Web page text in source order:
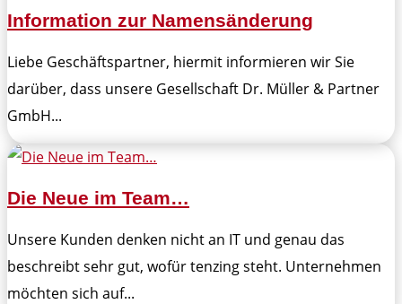
Information zur Namensänderung
Liebe Geschäftspartner, hiermit informieren wir Sie
darüber, dass unsere Gesellschaft Dr. Müller & Partner
GmbH...
Die Neue im Team…
Unsere Kunden denken nicht an IT und genau das
beschreibt sehr gut, wofür tenzing steht. Unternehmen
möchten sich auf...